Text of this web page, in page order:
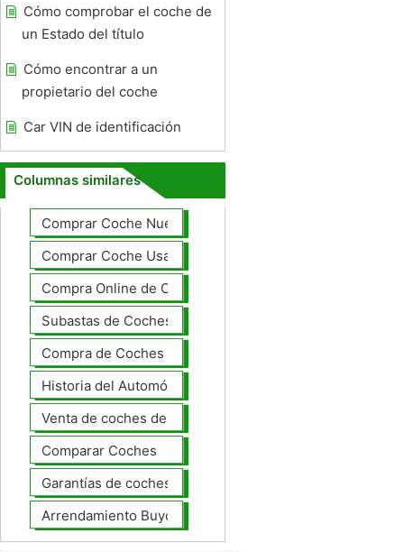
Cómo comprobar el coche de
un Estado del título
Cómo encontrar a un
propietario del coche
Car VIN de identificación
Columnas similares
Comprar Coche Nuevo
Comprar Coche Usado
Compra Online de Coches
Subastas de Coches
Compra de Coches Basics
Historia del Automóvil
Venta de coches de lujo
Comparar Coches
Garantías de coches ampliado
Arrendamiento Buyout